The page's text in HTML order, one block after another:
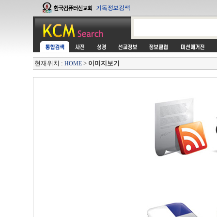
현재위치 : HOME> 이미지보기